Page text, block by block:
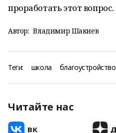
проработать этот вопрос.
Автор: Владимир Шакиев
Теги: школа благоустройство
Читайте нас